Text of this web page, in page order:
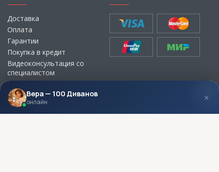
Доставка
Оплата
Гарантии
Покупка в кредит
Видеоконсультация со
специалистом
Выбор ткани для мебели без
визита в магазин
МЫ В СОЦСЕТЯХ КОНТАКТЫ
Вера — 100 Диванов
онлайн ×